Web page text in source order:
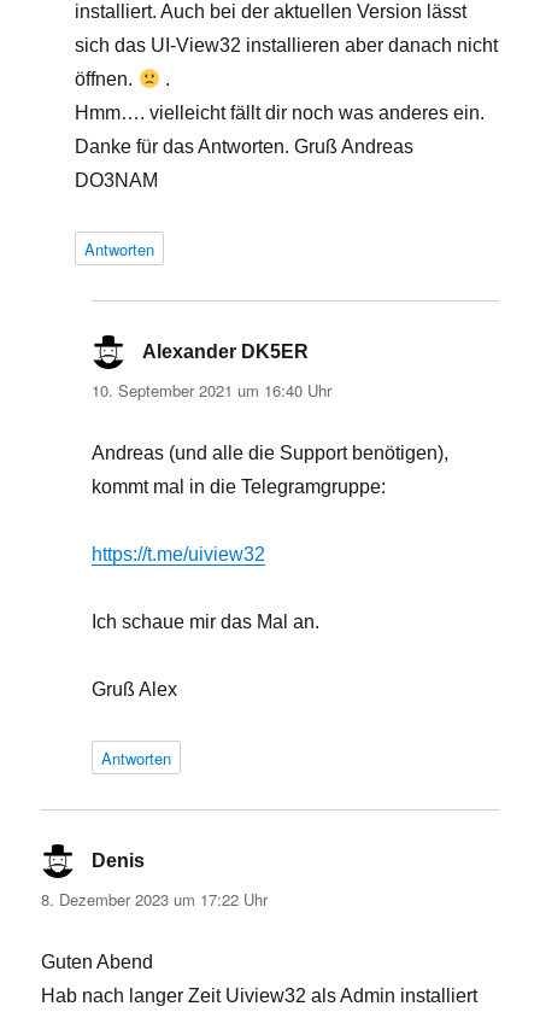
installiert. Auch bei der aktuellen Version lässt
sich das UI-View32 installieren aber danach nicht
öffnen.
.
Hmm…. vielleicht fällt dir noch was anderes ein.
Danke für das Antworten. Gruß Andreas
DO3NAM
Antworten
Alexander DK5ER
10. September 2021 um 16:40 Uhr
Andreas (und alle die Support benötigen),
kommt mal in die Telegramgruppe:
https://t.me/uiview32
Ich schaue mir das Mal an.
Gruß Alex
Antworten
Denis
8. Dezember 2023 um 17:22 Uhr
Guten Abend
Hab nach langer Zeit Uiview32 als Admin installiert